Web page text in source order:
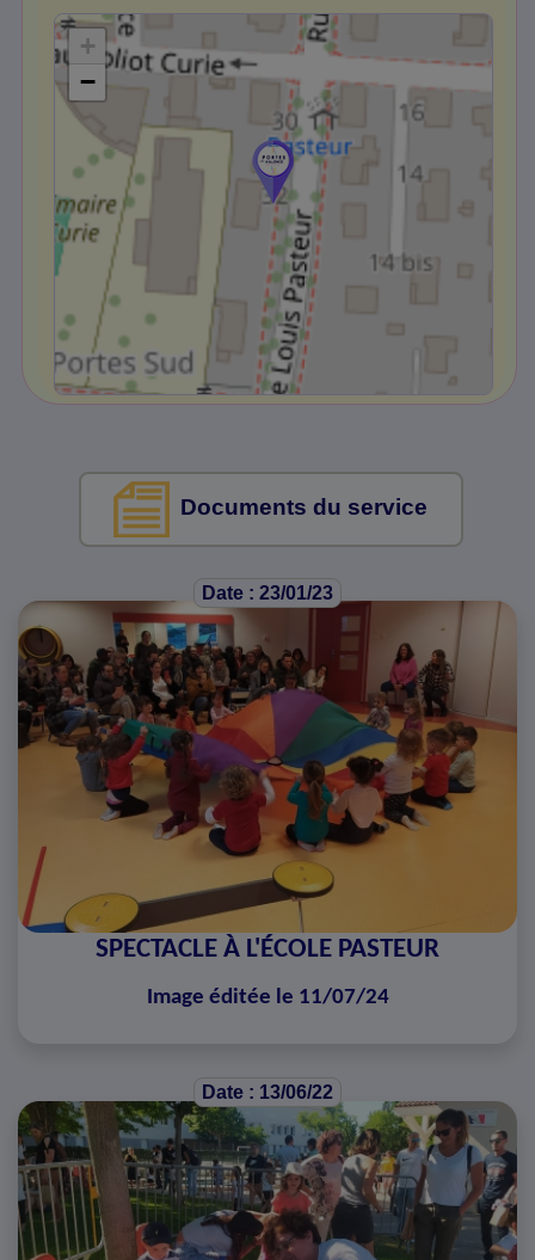
+
−
Documents du service
Date : 23/01/23
SPECTACLE À L'ÉCOLE PASTEUR
Image éditée le 11/07/24
Date : 13/06/22